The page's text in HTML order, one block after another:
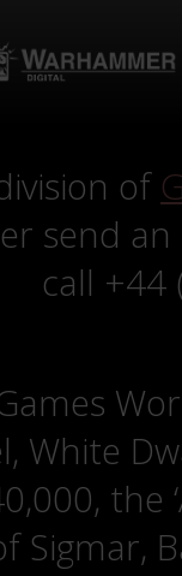
of
send
call +44
White
the
Sigmar,